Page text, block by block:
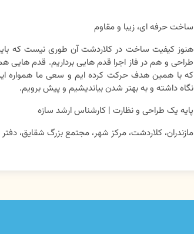
ساخت حرفه ای،‌ زیبا و مقاوم
هنوز کیفیت ساخت در کلاردشت آن طوری نیست که
طراحی و هم در فاز اجرا قدم هایی برداریم. قدم هایی
که با همین هدف حرکت کرده ایم و سعی ما همواره
نگاه داشته و به بهتر شدن بیاندیشیم و پیش برویم.
پایه یک طراحی و نظارت | کارشناس ارشد سازه
مازندران، کلاردشت، مرکز شهر، مجتمع بزرگ شقایق، دفتر